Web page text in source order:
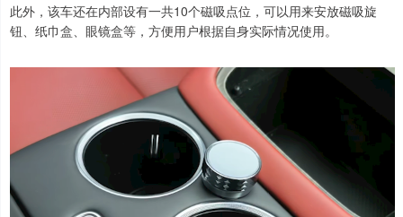
此外，该车还在内部设有一共10个磁吸点位，可以用来安放磁吸旋
钮、纸巾盒、眼镜盒等，方便用户根据自身实际情况使用。